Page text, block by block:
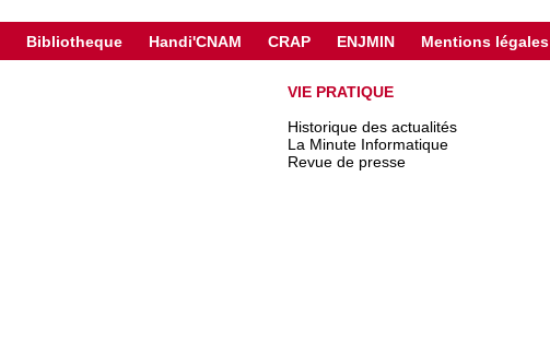
Bibliotheque Handi'CNAM CRAP ENJMIN Mentions légales
VIE PRATIQUE
Historique des actualités
La Minute Informatique
Revue de presse